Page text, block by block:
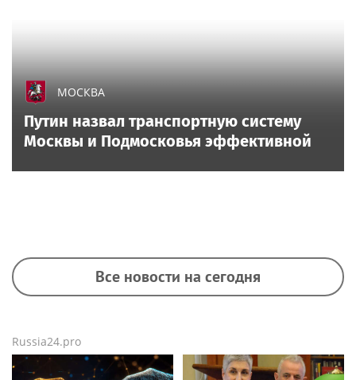
МОСКВА
Путин назвал транспортную систему
Москвы и Подмосковья эффективной
Все новости на сегодня
Russia24.pro